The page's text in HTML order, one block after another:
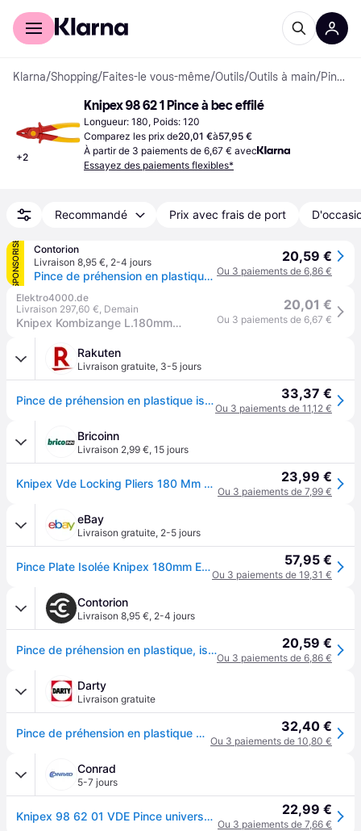
Acheter avec Klarna
Klarna/Shopping/Faites-le vous-même/Outils/Outils à main/ Pinces à bec effilé
+2
Knipex 98 62 1 Pince à bec effilé
Longueur: 180, Poids: 120
Comparez les prix de20,01 €à57,95 €
À partir de 3 paiements de 6,67 € avec
Essayez des paiements flexibles*
Recommandé Prix avec frais de port
SPONSORISÉ
Contorion
Livraison 8,95 €, 2-4 jours
Pince de préhension en plastique, isolante Knipex
20,59 €
Ou 3 paiements de 6,86 €
Elektro4000.de
Livraison 297,60 €, Demain
Knipex Kombizange L.180mm m.Weichkunststoff-Zone KU.glasfaserverst.VDE 98 62 01
20,01 €
Ou 3 paiements de 6,67 €
Rakuten
Livraison gratuite, 3-5 jours
Pince de préhension en plastique isolée VDE, 180mm, Knipex 98 62 01 33,37 €
Ou 3 paiements de 11,12 €
Bricoinn
Livraison 2,99 €, 15 jours
Knipex Vde Locking Pliers 180 Mm Rouge 23,99 €
Ou 3 paiements de 7,99 €
eBay
Livraison gratuite, 2-5 jours
Pince Plate Isolée Knipex 180mm En Fibres De Verre Et Plastique 986201 57,95 €
Ou 3 paiements de 19,31 €
Contorion
Livraison 8,95 €, 2-4 jours
Pince de préhension en plastique, isolante Knipex 20,59 €
Ou 3 paiements de 6,86 €
Darty
Livraison gratuite
Pince de préhension en plastique VDE, Long. : 180 mm 32,40 €
Ou 3 paiements de 10,80 €
Conrad
5-7 jours
Knipex 98 62 01 VDE Pince universelle 180 mm 22,99 €
Ou 3 paiements de 7,66 €